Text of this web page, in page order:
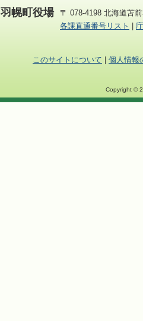
羽幌町役場
〒 078-4198 北海道苫
各課直通番号リスト
このサイトについて 個人情報
Copyright ©